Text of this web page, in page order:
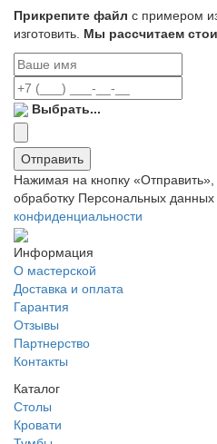
Прикрепите файл с примером
изготовить. Мы рассчитаем
Выбрать...
Отправить
Нажимая на кнопку
обработку Персональных данных
конфиденциальности
Информация
О мастерской
Доставка и оплата
Гарантия
Отзывы
Партнерство
Контакты
Каталог
Столы
Кровати